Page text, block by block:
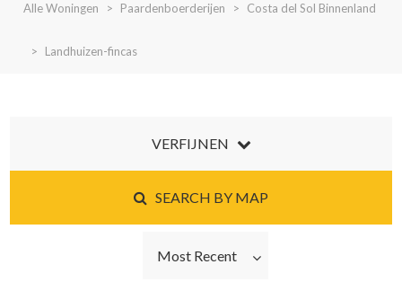
Alle Woningen Paardenboerderijen Costa del Sol Binnenland
Landhuizen-fincas
Most Recent
VERFIJNEN
SEARCH BY MAP